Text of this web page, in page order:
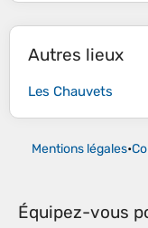
Autres lieux
Les Chauvets
Mentions légales•
Équipez-vous